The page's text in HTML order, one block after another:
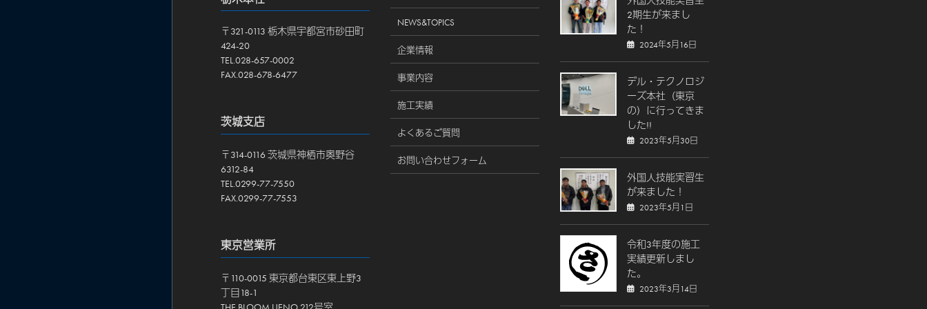
〒321-0113 栃木県宇都宮市砂田町
424-20
TEL.028-657-0002
FAX.028-678-6477
茨城支店
〒314-0116 茨城県神栖市奥野谷
6312-84
TEL.0299-77-7550
FAX.0299-77-7553
東京営業所
〒110-0015 東京都台東区東上野3
丁目18-1
NEWS&TOPICS
企業情報
事業内容
施工実績
よくあるご質問
お問い合わせフォーム
2期生が来まし
た！
2024年5月16日
デル・テクノロジ
ーズ本社（東京
の）に行ってきま
した!!
2023年5月30日
外国人技能実習生
が来ました！
2023年5月1日
令和3年度の施工
実績更新しまし
た。
2023年3月14日